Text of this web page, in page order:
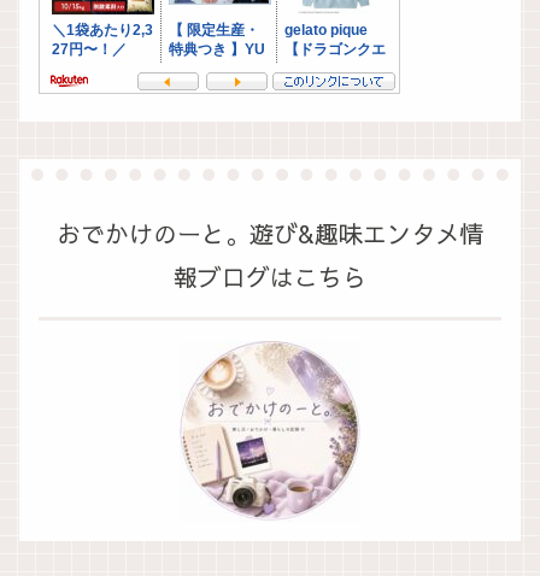
おでかけのーと。遊び&趣味エンタメ情
報ブログはこちら